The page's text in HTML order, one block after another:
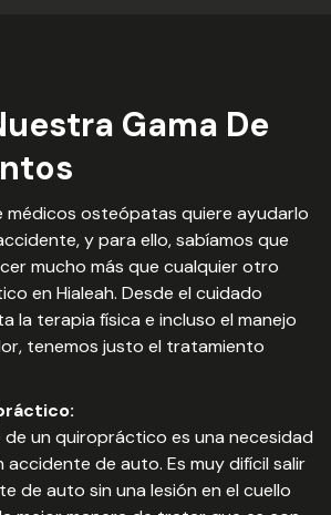
Gama De
médicos osteópatas quiere ayudarlo
y para ello, sabíamos que
mucho más que cualquier otro
en Hialeah. Desde el cuidado
la terapia física e incluso el manejo
tenemos justo el tratamiento
un quiropráctico es una necesidad
accidente de auto. Es muy difícil salir
de auto sin una lesión en el cuello